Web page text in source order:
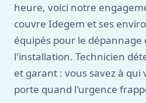
heure, voici notre
couvre Idegem et ses
équipés pour le dépannage
l'installation. Technicien
et garant : vous savez à qui
porte quand l'urgence